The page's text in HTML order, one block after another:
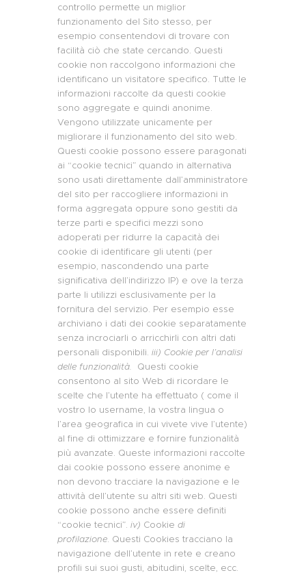
controllo permette un miglior
funzionamento del Sito stesso, per
esempio consentendovi di trovare con
facilità ciò che state cercando. Questi
cookie non raccolgono informazioni che
identificano un visitatore specifico. Tutte le
informazioni raccolte da questi cookie
sono aggregate e quindi anonime.
Vengono utilizzate unicamente per
migliorare il funzionamento del sito web.
Questi cookie possono essere paragonati
ai “cookie tecnici” quando in alternativa
sono usati direttamente dall’amministratore
del sito per raccogliere informazioni in
forma aggregata oppure sono gestiti da
terze parti e specifici mezzi sono
adoperati per ridurre la capacità dei
cookie di identificare gli utenti (per
esempio, nascondendo una parte
significativa dell’indirizzo IP) e ove la terza
parte li utilizzi esclusivamente per la
fornitura del servizio. Per esempio esse
archiviano i dati dei cookie separatamente
senza incrociarli o arricchirli con altri dati
personali disponibili. iii) Cookie per l’analisi
delle funzionalità. Questi cookie
consentono al sito Web di ricordare le
scelte che l’utente ha effettuato ( come il
vostro lo username, la vostra lingua o
l’area geografica in cui vivete vive l’utente)
al fine di ottimizzare e fornire funzionalità
più avanzate. Queste informazioni raccolte
dai cookie possono essere anonime e
non devono tracciare la navigazione e le
attività dell’utente su altri siti web. Questi
cookie possono anche essere definiti
“cookie tecnici”. iv) Cookie di
profilazione. Questi Cookies tracciano la
navigazione dell’utente in rete e creano
profili sui suoi gusti, abitudini, scelte, ecc.